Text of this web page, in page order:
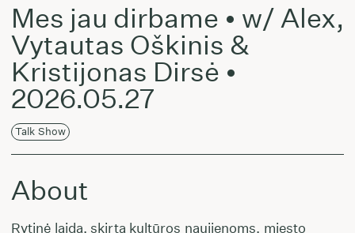
Mes jau dirbame • w/ Alex,
Vytautas Oškinis &
Kristijonas Dirsė •
2026.05.27
Talk Show
About
Rytinė laida, skirta kultūros naujienoms, miesto